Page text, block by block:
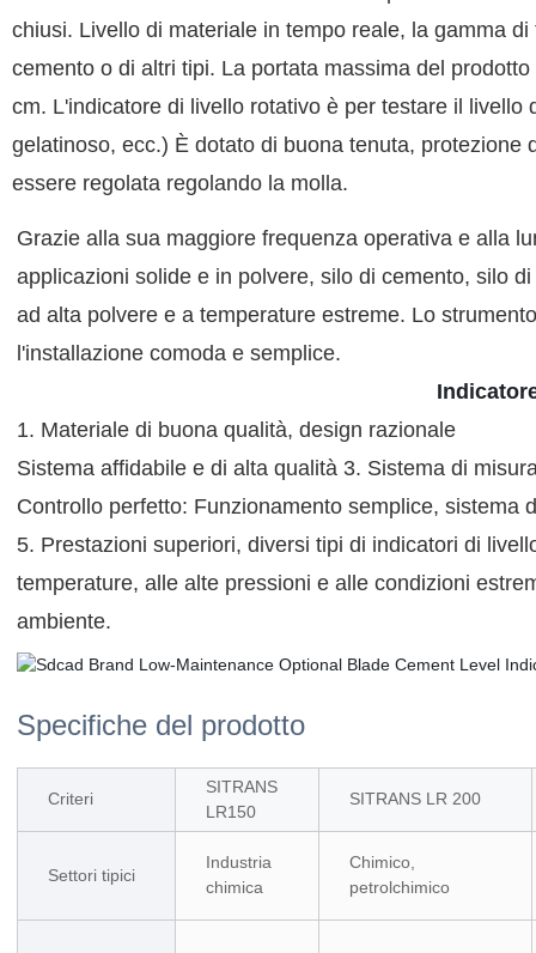
chiusi. Livello di materiale in tempo reale, la gamma
cemento o di altri tipi. La portata massima del
cm. L'indicatore di livello rotativo è per testare il
gelatinoso, ecc.) È dotato di buona tenuta,
essere regolata regolando la molla.
Grazie alla sua maggiore frequenza operativa e alla
applicazioni solide e in polvere, silo di cemento, silo
ad alta polvere e a temperature estreme. Lo
l'installazione comoda e semplice.
1. Materiale di buona qualità, design razionale
Sistema affidabile e di alta qualità 3. Sistema di
Controllo perfetto: Funzionamento semplice, sistema
5. Prestazioni superiori, diversi tipi di indicatori di
temperature, alle alte pressioni e alle condizioni
ambiente.
Specifiche del prodotto
Criteri
SITRANS
LR150
SITRANS LR 200
Settori tipici
Industria
chimica
Chimico,
petrolchimico